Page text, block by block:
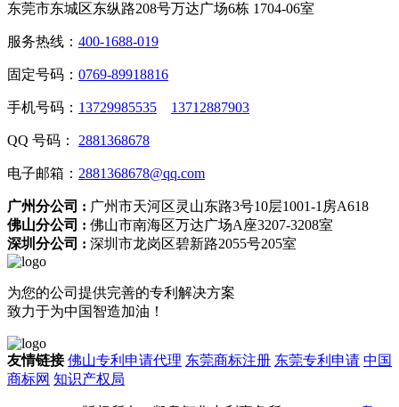
东莞市东城区东纵路208号万达广场6栋 1704-06室
服务热线： 400-1688-019
固定号码： 0769-89918816
手机号码： 13729985535 13712887903
QQ 号码： 2881368678
电子邮箱： 2881368678@qq.com
广州分公司 : 广州市天河区灵山东路3号10层1001-1房A618
佛山分公司 : 佛山市南海区万达广场A座3207-3208室
深圳分公司 : 深圳市龙岗区碧新路2055号205室
为您的公司提供完善的专利解决方案
致力于为中国智造加油！
友情链接 佛山专利申请代理 东莞商标注册 东莞专利申请 中国
商标网 知识产权局